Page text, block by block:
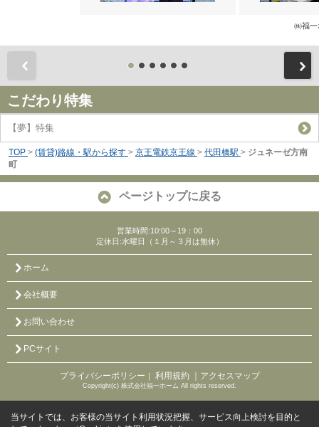
㈱福一
こだわり特集
【夢】特集
TOP > (賃貸)路線・駅から探す > 京王電鉄京王線 > 代田橋駅 > ジュネーゼ方南
町
ページトップに戻る
営業時間:10:00～19：00
定休日:水曜日（１月～３月は無休）
ホーム
会社概要
お問い合わせ
PCサイト
プライバシーポリシー ｜ 利用規約 ｜アクセスマップ
Copyright(c) 株式会社福一ホーム All rights reserved.
当サイトでは、お客様の当サイト利用状況把握、サービス向上検討を目的と